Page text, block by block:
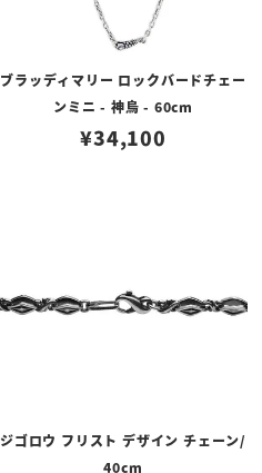
ブラッディマリー ロックバードチェー
ンミニ - 神烏 - 60cm
¥34,100
ジゴロウ フリスト デザイン チェーン/
40cm